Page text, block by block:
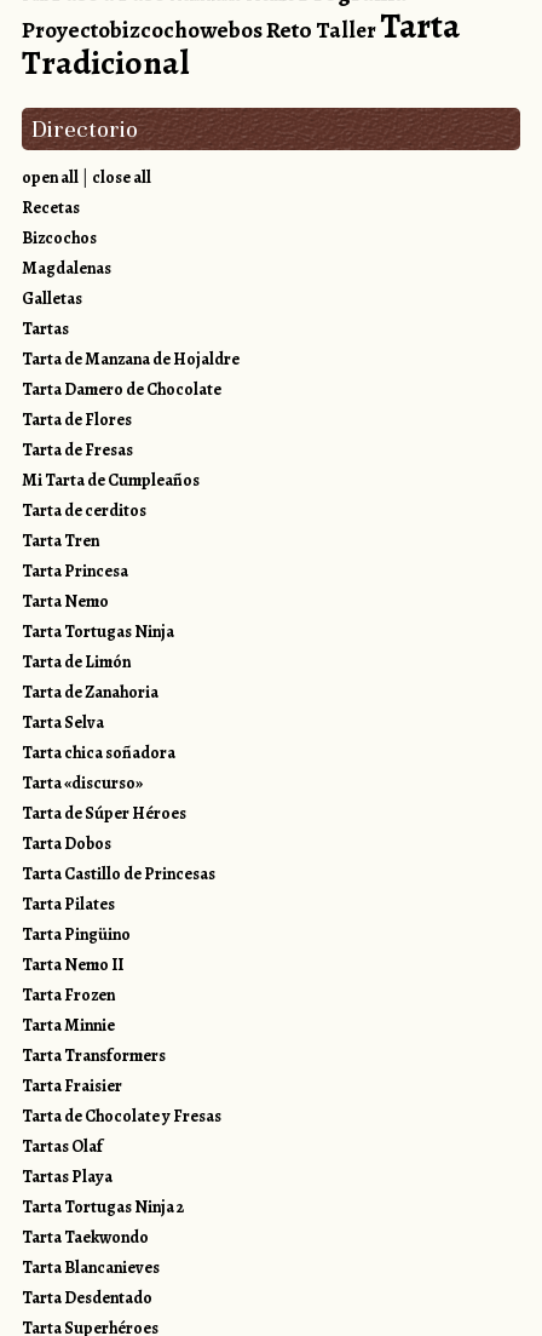
ProyectobizcochowebosReto TallerTarta
Tradicional
Directorio
open all| close all
Recetas
Bizcochos
Magdalenas
Galletas
Tartas
Tarta de Manzana de Hojaldre
Tarta Damero de Chocolate
Tarta de Flores
Tarta de Fresas
Mi Tarta de Cumpleaños
Tarta de cerditos
Tarta Tren
Tarta Princesa
Tarta Nemo
Tarta Tortugas Ninja
Tarta de Limón
Tarta de Zanahoria
Tarta Selva
Tarta chica soñadora
Tarta «discurso»
Tarta de Súper Héroes
Tarta Dobos
Tarta Castillo de Princesas
Tarta Pilates
Tarta Pingüino
Tarta Nemo II
Tarta Frozen
Tarta Minnie
Tarta Transformers
Tarta Fraisier
Tarta de Chocolate y Fresas
Tartas Olaf
Tartas Playa
Tarta Tortugas Ninja 2
Tarta Taekwondo
Tarta Blancanieves
Tarta Desdentado
Tarta Superhéroes